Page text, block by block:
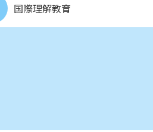
国際理解教育